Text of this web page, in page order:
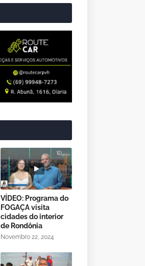
VÍDEO: Programa do
FOGAÇA visita
cidades do interior
de Rondônia
Novembro 22, 2024